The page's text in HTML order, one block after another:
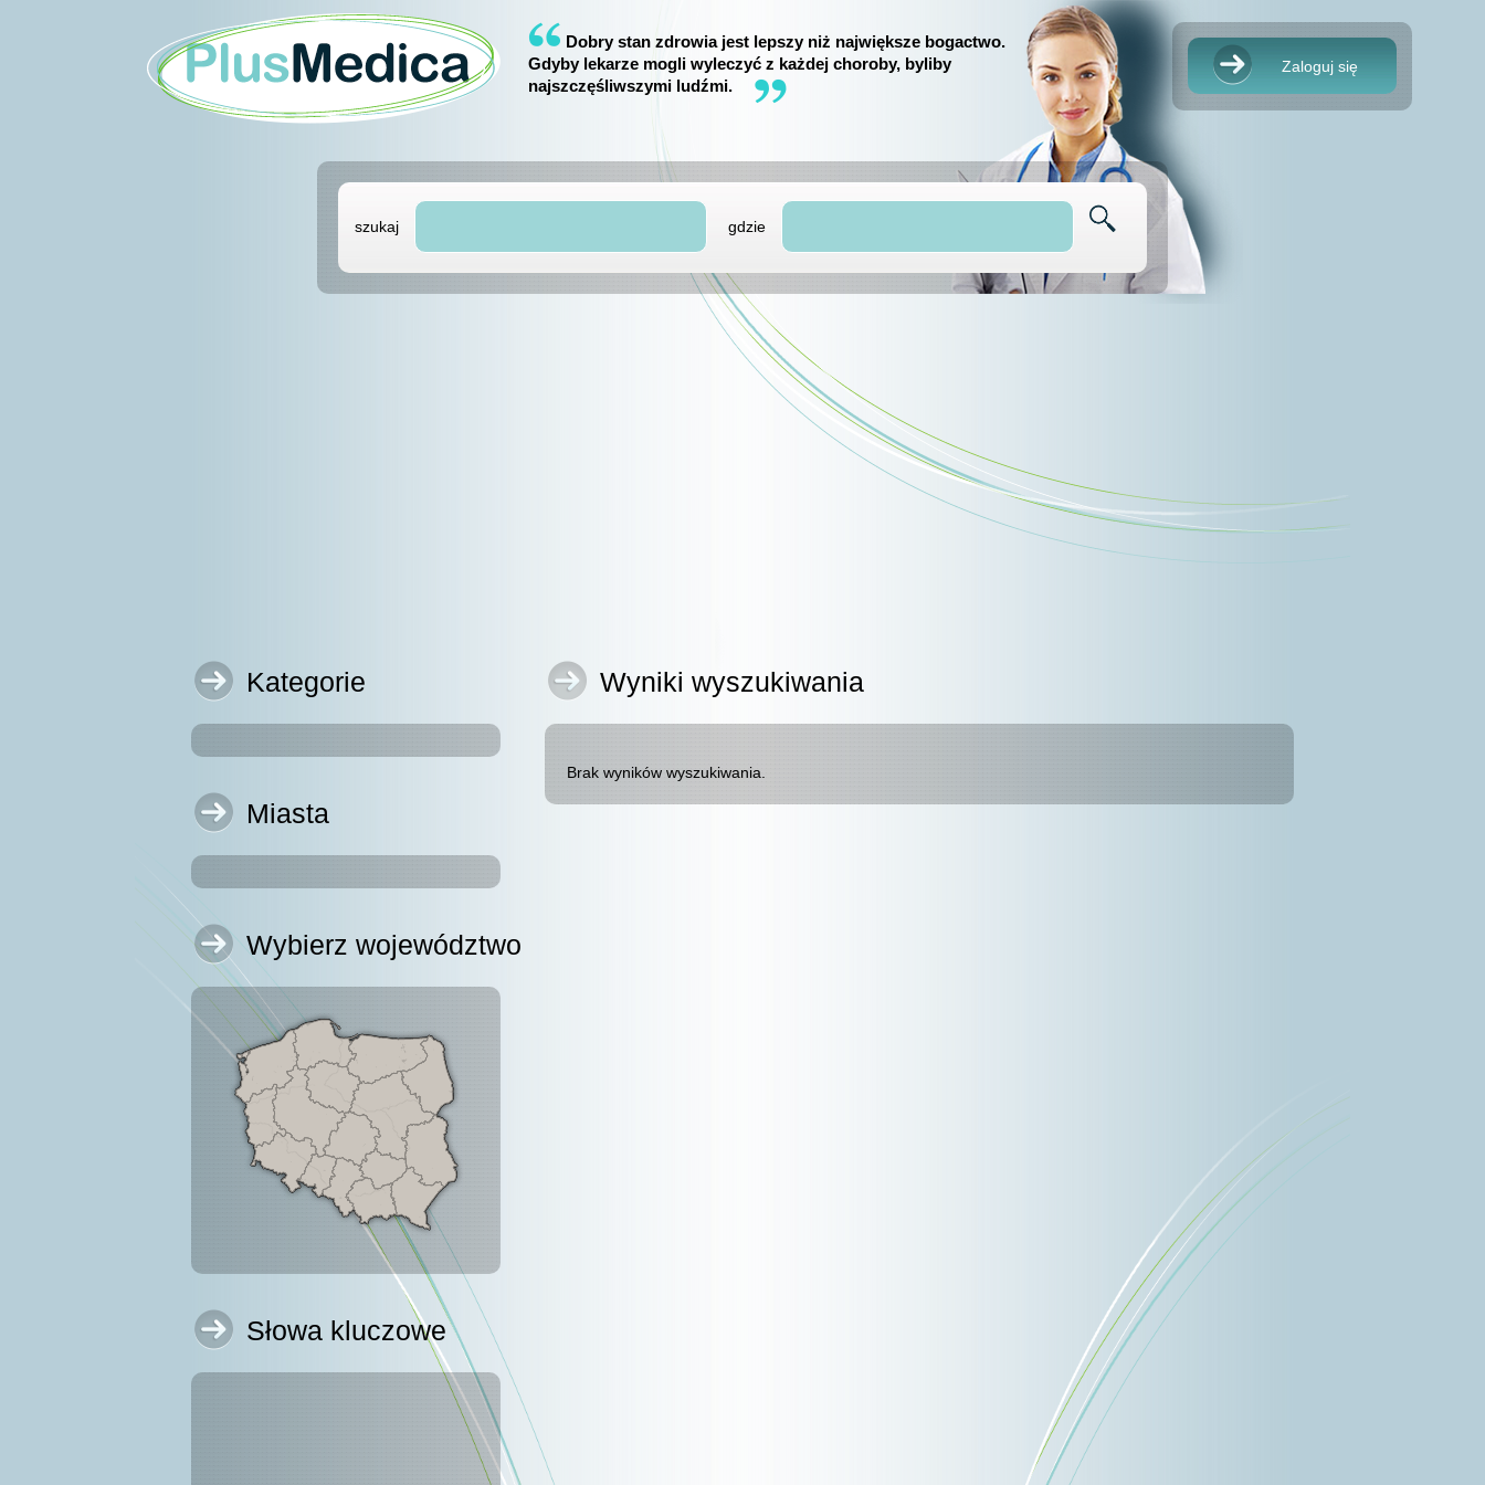
Dobry stan zdrowia jest lepszy niż największe bogactwo.
Gdyby lekarze mogli wyleczyć z każdej choroby, byliby
najszczęśliwszymi ludźmi.
Zaloguj się
szukaj gdzie
Kategorie
Miasta
Wybierz województwo
Słowa kluczowe
Wyniki wyszukiwania
Brak wyników wyszukiwania.